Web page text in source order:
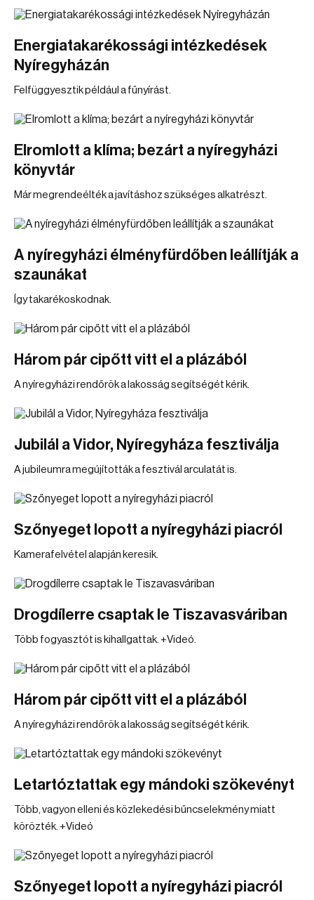
Energiatakarékossági intézkedések
Nyíregyházán
Felfüggyesztik például a fűnyírást.
Elromlott a klíma; bezárt a nyíregyházi
könyvtár
Már megrendeélték a javításhoz szükséges alkatrészt.
A nyíregyházi élményfürdőben leállítják a
szaunákat
Így takarékoskodnak.
Három pár cipőtt vitt el a plázából
A nyíregyházi rendőrök a lakosság segítségét kérik.
Jubilál a Vidor, Nyíregyháza fesztiválja
A jubileumra megújították a fesztivál arculatát is.
Szőnyeget lopott a nyíregyházi piacról
Kamerafelvétel alapján keresik.
Drogdílerre csaptak le Tiszavasváriban
Több fogyasztót is kihallgattak. +Videó.
Három pár cipőtt vitt el a plázából
A nyíregyházi rendőrök a lakosság segítségét kérik.
Letartóztattak egy mándoki szökevényt
Több, vagyon elleni és közlekedési bűncselekmény miatt
körözték. +Videó
Szőnyeget lopott a nyíregyházi piacról